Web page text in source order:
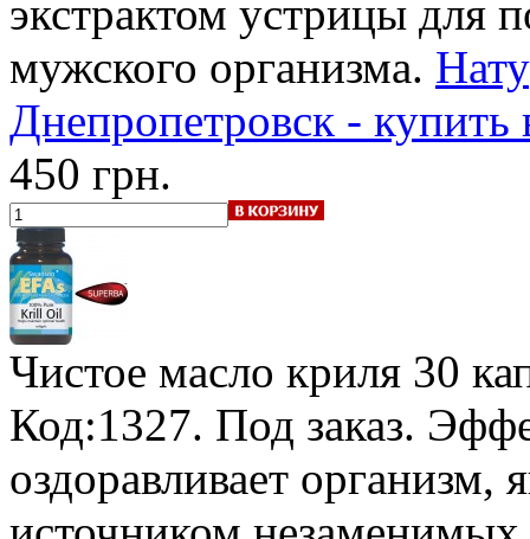
экстрактом устрицы для
мужского организма.
Днепропетровск -
450 грн.
Чистое масло криля 30
Код:1327. Под заказ.
оздоравливает организм,